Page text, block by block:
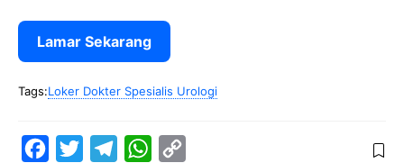
Lamar Sekarang
Tags:Loker Dokter Spesialis Urologi
W